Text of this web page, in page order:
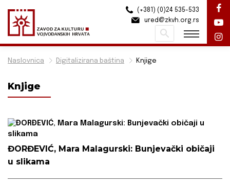
Naslovnica Digitalizirana baština Knjige
Knjige
ĐORĐEVIĆ, Mara Malagurski: Bunjevački običaji
u slikama
(+381) (0)24 535-533
ured@zkvh.org.rs
Pretraži